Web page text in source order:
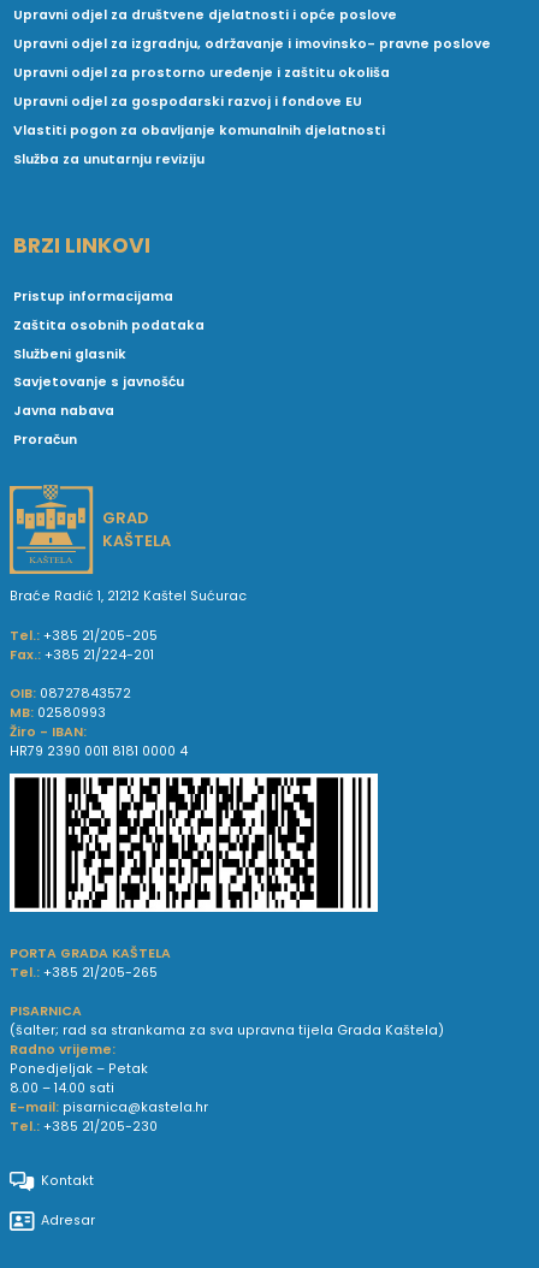
Upravni odjel za društvene djelatnosti i opće poslove
Upravni odjel za izgradnju, održavanje i imovinsko- pravne poslove
Upravni odjel za prostorno uređenje i zaštitu okoliša
Upravni odjel za gospodarski razvoj i fondove EU
Vlastiti pogon za obavljanje komunalnih djelatnosti
Služba za unutarnju reviziju
BRZI LINKOVI
Pristup informacijama
Zaštita osobnih podataka
Službeni glasnik
Savjetovanje s javnošću
Javna nabava
Proračun
GRAD
KAŠTELA
Braće Radić 1, 21212 Kaštel Sućurac
Tel.: +385 21/205-205
Fax.: +385 21/224-201
OIB: 08727843572
MB: 02580993
Žiro - IBAN:
HR79 2390 0011 8181 0000 4
PORTA GRADA KAŠTELA
Tel.: +385 21/205-265
PISARNICA
(šalter; rad sa strankama za sva upravna tijela Grada Kaštela)
Radno vrijeme:
Ponedjeljak – Petak
8.00 – 14.00 sati
E-mail: pisarnica@kastela.hr
Tel.: +385 21/205-230
Kontakt
Adresar